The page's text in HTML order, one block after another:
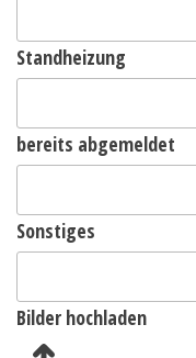
Standheizung
bereits abgemeldet
Sonstiges
Bilder hochladen